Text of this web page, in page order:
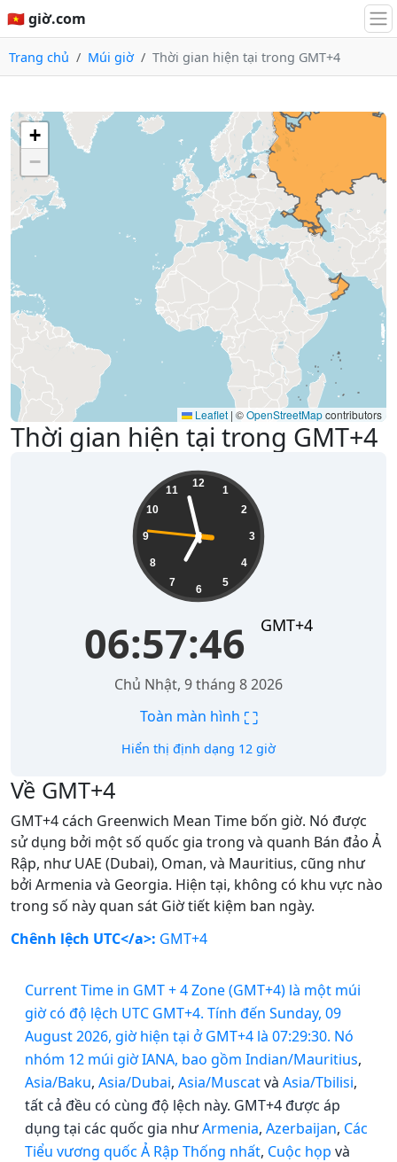
🇻🇳 giờ.com
Trang chủ Múi giờ Thời gian hiện tại trong GMT+4
Thời gian hiện tại trong GMT+4
12
1
2
3
4
5
6
7
8
9
10
11
06:57:46 GMT+4
Chủ Nhật, 9 tháng 8 2026
Toàn màn hình ⛶
Hiển thị định dạng 12 giờ
Về GMT+4
GMT+4 cách Greenwich Mean Time bốn giờ. Nó được
sử dụng bởi một số quốc gia trong và quanh Bán đảo Ả
Rập, như UAE (Dubai), Oman, và Mauritius, cũng như
bởi Armenia và Georgia. Hiện tại, không có khu vực nào
trong số này quan sát Giờ tiết kiệm ban ngày.
Chênh lệch UTC</a>: GMT+4
+
−
Leaflet | ©OpenStreetMapcontributors
Current Time in GMT + 4 Zone (GMT+4) là một múi
giờ có độ lệch UTC GMT+4. Tính đến Sunday, 09
August 2026, giờ hiện tại ở GMT+4 là 07:29:30. Nó
nhóm 12 múi giờ IANA, bao gồm Indian/Mauritius,
Asia/Baku, Asia/Dubai, Asia/Muscatvà Asia/Tbilisi,
tất cả đều có cùng độ lệch này. GMT+4 được áp
dụng tại các quốc gia nhưArmenia, Azerbaijan, Các
Tiểu vương quốc Ả Rập Thống nhất, Cuộc họp và